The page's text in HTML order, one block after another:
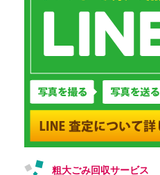
粗大ごみ回収サービス